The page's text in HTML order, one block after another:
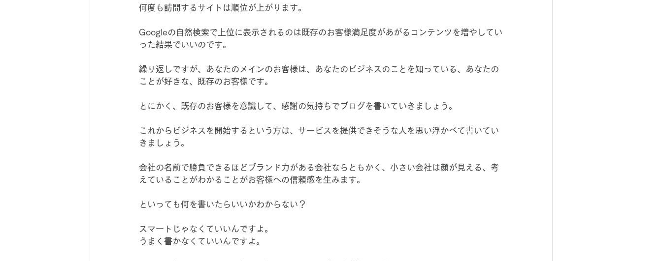
何度も訪問するサイトは順位が上がります。
Googleの自然検索で上位に表示されるのは既存のお客様満足度があがるコンテンツを増やしてい
った結果でいいのです。
繰り返しですが、あなたのメインのお客様は、あなたのビジネスのことを知っている、あなたの
ことが好きな、既存のお客様です。
とにかく、既存のお客様を意識して、感謝の気持ちでブログを書いていきましょう。
これからビジネスを開始するという方は、サービスを提供できそうな人を思い浮かべて書いてい
きましょう。
会社の名前で勝負できるほどブランド力がある会社ならともかく、小さい会社は顔が見える、考
えていることがわかることがお客様への信頼感を生みます。
といっても何を書いたらいいかわからない？
スマートじゃなくていいんですよ。
うまく書かなくていいんですよ。